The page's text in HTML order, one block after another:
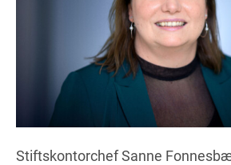
Stiftskontorchef Sanne